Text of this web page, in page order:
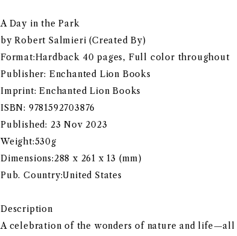
A Day in the Park
by Robert Salmieri (Created By)
Format:Hardback 40 pages, Full color throughout
Publisher: Enchanted Lion Books
Imprint: Enchanted Lion Books
ISBN: 9781592703876
Published: 23 Nov 2023
Weight:530g
Dimensions:288 x 261 x 13 (mm)
Pub. Country:United States
Description
A celebration of the wonders of nature and